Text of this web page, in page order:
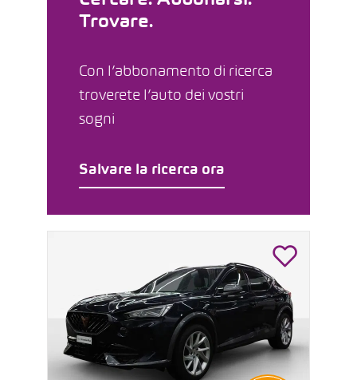
Trovare.
Con l’abbonamento di ricerca
troverete l’auto dei vostri
sogni
Salvare la ricerca ora